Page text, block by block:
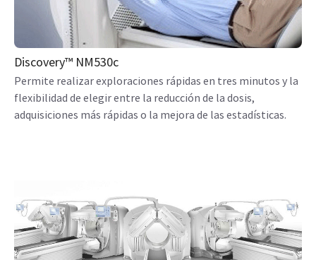
Discovery™ NM530c
Permite realizar exploraciones rápidas en tres minutos y la
flexibilidad de elegir entre la reducción de la dosis,
adquisiciones más rápidas o la mejora de las estadísticas.